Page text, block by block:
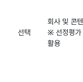
선택
회사 및 콘
※ 선정평가
활용